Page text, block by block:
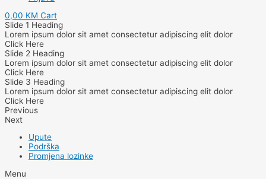
0,00 KM Cart
Slide 1 Heading
Lorem ipsum dolor sit amet consectetur adipiscing elit dolor
Click Here
Slide 2 Heading
Lorem ipsum dolor sit amet consectetur adipiscing elit dolor
Click Here
Slide 3 Heading
Lorem ipsum dolor sit amet consectetur adipiscing elit dolor
Click Here
Previous
Next
Upute
Podrška
Promjena lozinke
Menu